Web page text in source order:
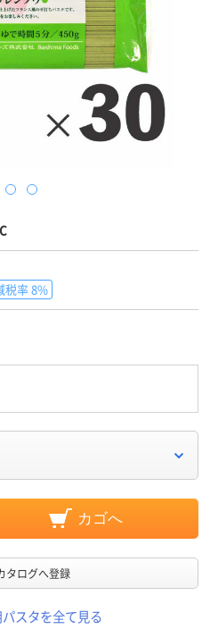
税率 8%
カゴへ
タログへ登録
スタを全て見る